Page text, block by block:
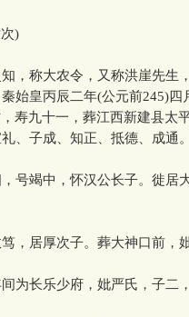
)
，称大农令，又称洪崖先生
始皇丙辰二年(公元前245)
寿九十一，葬江西新建县太
、子成、知正、抵德、成通。
号竭中，怀汉公长子。徙居
，居厚次子。葬大神口前，
为长乐少府，妣严氏，子二，